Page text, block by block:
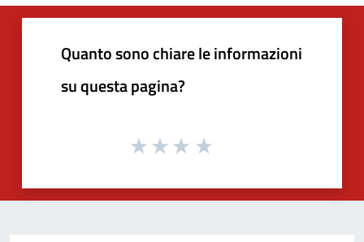
Quanto sono chiare le informazioni
su questa pagina?